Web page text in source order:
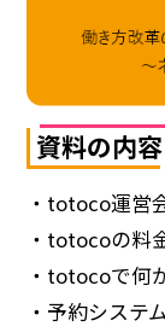
資料の内容
・totoco運営
・totocoの料
・totocoで何
・予約システ